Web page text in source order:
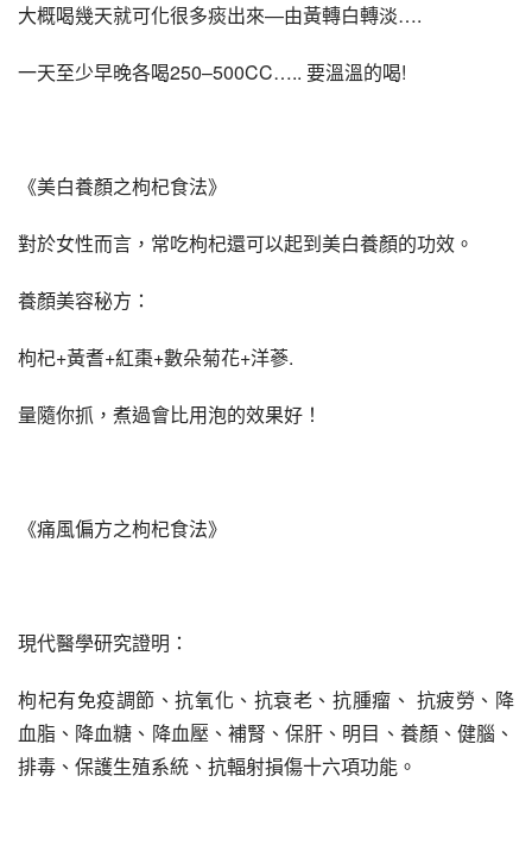
大概喝幾天就可化很多痰出來—由黃轉白轉淡….
一天至少早晚各喝250–500CC….. 要溫溫的喝!
《美白養顏之枸杞食法》
對於女性而言，常吃枸杞還可以起到美白養顏的功效。
養顏美容秘方：
枸杞+黃耆+紅棗+數朵菊花+洋蔘.
量隨你抓，煮過會比用泡的效果好！
《痛風偏方之枸杞食法》
現代醫學研究證明：
枸杞有免疫調節、抗氧化、抗衰老、抗腫瘤、 抗疲勞、降
血脂、降血糖、降血壓、補腎、保肝、明目、養顏、健腦、
排毒、保護生殖系統、抗輻射損傷十六項功能。